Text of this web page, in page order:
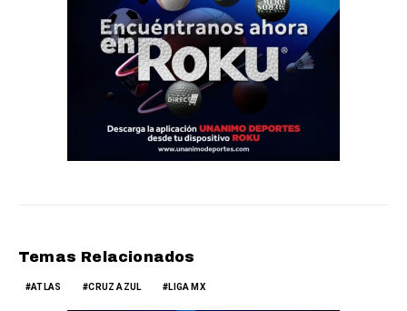
Temas Relacionados
ATLAS CRUZ AZUL LIGA MX